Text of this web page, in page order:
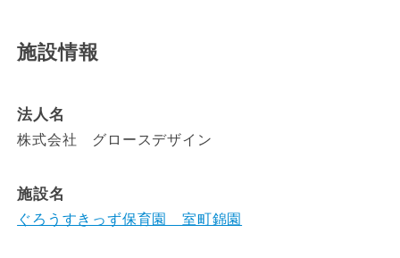
施設情報
法人名
株式会社 グロースデザイン
施設名
ぐろうすきっず保育園 室町錦園